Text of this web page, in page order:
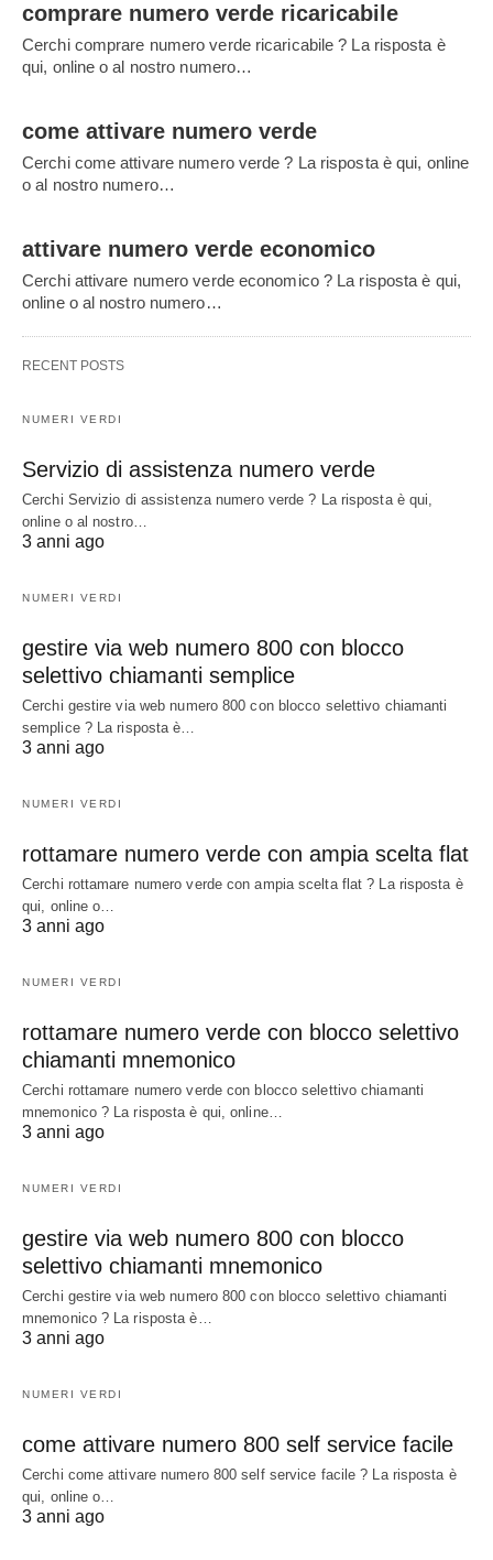
comprare numero verde ricaricabile
Cerchi comprare numero verde ricaricabile ? La risposta è
qui, online o al nostro numero…
come attivare numero verde
Cerchi come attivare numero verde ? La risposta è qui, online
o al nostro numero…
attivare numero verde economico
Cerchi attivare numero verde economico ? La risposta è qui,
online o al nostro numero…
RECENT POSTS
NUMERI VERDI
Servizio di assistenza numero verde
Cerchi Servizio di assistenza numero verde ? La risposta è qui,
online o al nostro…
3 anni ago
NUMERI VERDI
gestire via web numero 800 con blocco
selettivo chiamanti semplice
Cerchi gestire via web numero 800 con blocco selettivo chiamanti
semplice ? La risposta è…
3 anni ago
NUMERI VERDI
rottamare numero verde con ampia scelta flat
Cerchi rottamare numero verde con ampia scelta flat ? La risposta è
qui, online o…
3 anni ago
NUMERI VERDI
rottamare numero verde con blocco selettivo
chiamanti mnemonico
Cerchi rottamare numero verde con blocco selettivo chiamanti
mnemonico ? La risposta è qui, online…
3 anni ago
NUMERI VERDI
gestire via web numero 800 con blocco
selettivo chiamanti mnemonico
Cerchi gestire via web numero 800 con blocco selettivo chiamanti
mnemonico ? La risposta è…
3 anni ago
NUMERI VERDI
come attivare numero 800 self service facile
Cerchi come attivare numero 800 self service facile ? La risposta è
qui, online o…
3 anni ago